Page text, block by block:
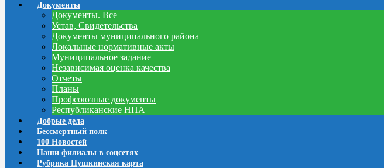
Документы
Документы. Все
Устав, Свидетельства
Документы муниципального района
Локальные нормативные акты
Муниципальное задание
Независимая оценка качества
Отчеты
Планы
Профсоюзные документы
Республиканские НПА
Добрые дела
Бессмертный полк
100 Новостей
Наши филиалы в соцсетях
Рубрика Пушкинская карта